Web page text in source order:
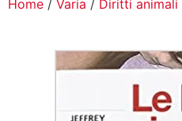
Home / Varia / Diritti animali